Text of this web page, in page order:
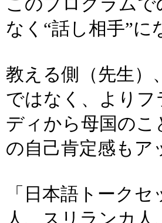
投稿者：ganas
このプログラ
く“話し相手”
教える側（先
ではなく、よ